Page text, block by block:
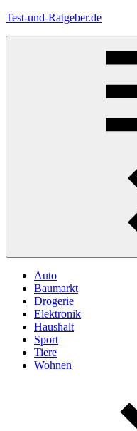
Zum
Test-und-Ratgeber.de
Auto
Baumarkt
Drogerie
Elektronik
Haushalt
Sport
Tiere
Wohnen